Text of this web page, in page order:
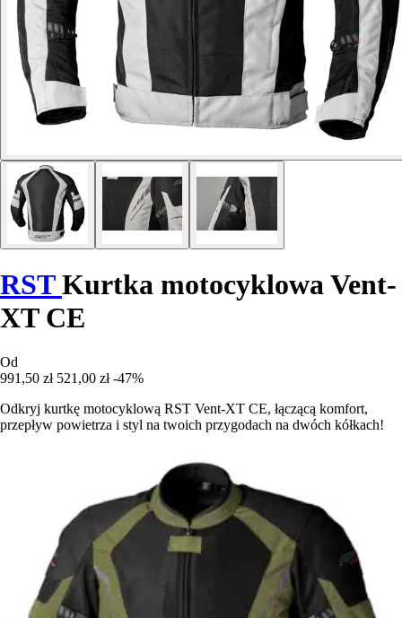
RSTKurtka motocyklowa Vent-
XT CE
Od
991,50 zł 521,00 zł -47%
Odkryj kurtkę motocyklową RST Vent-XT CE, łączącą komfort,
przepływ powietrza i styl na twoich przygodach na dwóch kółkach!